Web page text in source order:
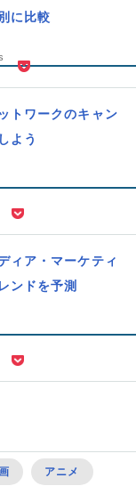
に比較
トワークのキャン
よう
ィア・マーケティ
ンドを予測
アニメ